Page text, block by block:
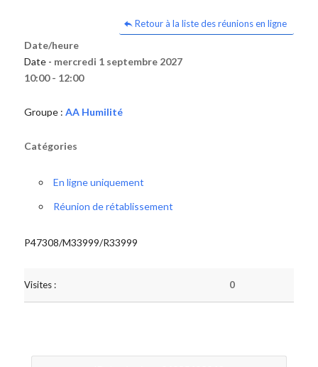
Retour à la liste des réunions en ligne
Date/heure
Date - mercredi 1 septembre 2027
10:00 - 12:00
Groupe : AA Humilité
Catégories
En ligne uniquement
Réunion de rétablissement
P47308/M33999/R33999
Visites : 0